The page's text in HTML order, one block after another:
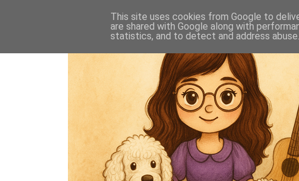
This site uses cookies from Google to
are shared with Google along with
statistics, and to detect and address abuse.